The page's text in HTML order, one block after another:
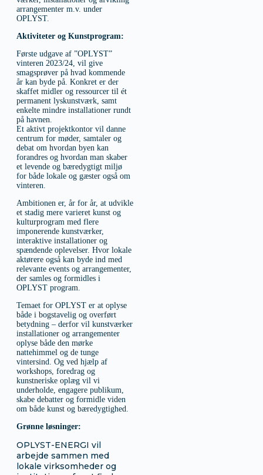
arrangementer m.v. under
OPLYST.
Aktiviteter og Kunstprogram:
Første udgave af ”OPLYST”
vinteren 2023/24, vil give
smagsprøver på hvad kommende
år kan byde på. Konkret er der
skaffet midler og ressourcer til ét
permanent lyskunstværk, samt
enkelte mindre installationer rundt
på havnen.
Et aktivt projektkontor vil danne
centrum for møder, samtaler og
debat om hvordan byen kan
forandres og hvordan man skaber
et levende og bæredygtigt miljø
for både lokale og gæster også om
vinteren.
Ambitionen er, år for år, at udvikle
et stadig mere varieret kunst og
kulturprogram med flere
imponerende kunstværker,
interaktive installationer og
spændende oplevelser. Hvor lokale
aktørere også kan byde ind med
relevante events og arrangementer,
der samles og formidles i
OPLYST program.
Temaet for OPLYST er at oplyse
både i bogstavelig og overført
betydning – derfor vil kunstværker
installationer og arrangementer
oplyse både den mørke
nattehimmel og de tunge
vintersind. Og ved hjælp af
workshops, foredrag og
kunstneriske oplæg vil vi
underholde, engagere publikum,
skabe debatter og formidle viden
om både kunst og bæredygtighed.
Grønne løsninger:
OPLYST-ENERGI vil
arbejde sammen med
lokale virksomheder og